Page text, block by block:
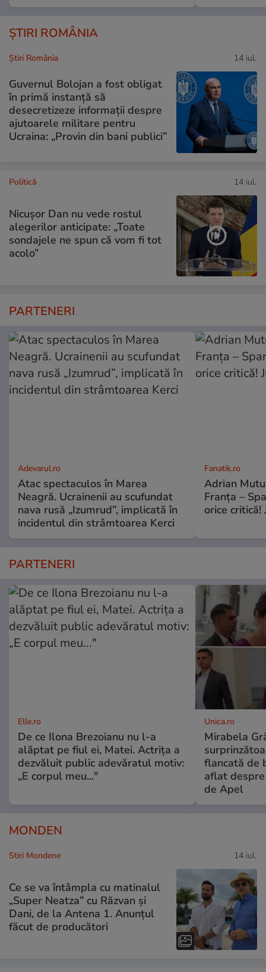
ȘTIRI ROMÂNIA
Știri România 14 iul.
Guvernul Bolojan a fost obligat
în primă instanță să
desecretizeze informații despre
ajutoarele militare pentru
Ucraina: „Provin din bani publici”
Politică 14 iul.
Nicușor Dan nu vede rostul
alegerilor anticipate: „Toate
sondajele ne spun că vom fi tot
acolo”
PARTENERI
Adevarul.ro
Atac spectaculos în Marea
Neagră. Ucrainenii au scufundat
nava rusă „Izumrud”, implicată în
incidentul din strâmtoarea Kerci
Fanatik.ro
Adrian
Franța –
orice critică!
PARTENERI
Elle.ro
De ce Ilona Brezoianu nu l-a
alăptat pe fiul ei, Matei. Actrița a
dezvăluit public adevăratul motiv:
„E corpul meu..."
Unica.ro
Mirabela
flancată de
aflat
de Apel
MONDEN
Stiri Mondene 14 iul.
Ce se va întâmpla cu matinalul
„Super Neatza” cu Răzvan şi
Dani, de la Antena 1. Anunțul
făcut de producători